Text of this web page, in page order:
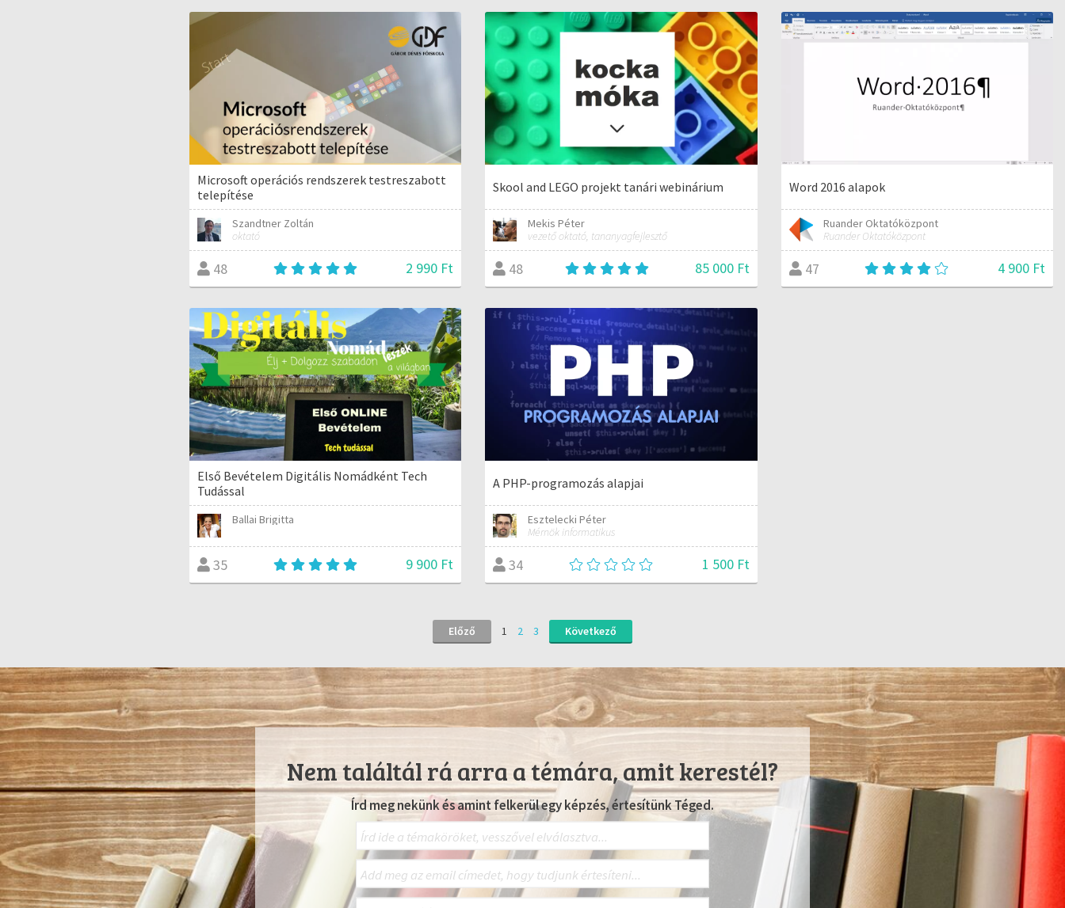
Microsoft operációs rendszerek testreszabott
telepítése
Szandtner Zoltán
oktató
48 2 990 Ft
Skool and LEGO projekt tanári webinárium
Mekis Péter
vezető oktató, tananyagfejlesztő
48 85 000 Ft
Word 2016 alapok
Ruander Oktatóközpont
Ruander Oktatóközpont
47 4 900 Ft
Első Bevételem Digitális Nomádként Tech
Tudással
Ballai Brigitta
35 9 900 Ft
A PHP-programozás alapjai
Esztelecki Péter
Mérnök informatikus
34 1 500 Ft
Előző 1 2 3 Következő
Nem találtál rá arra a témára, amit kerestél?
Írd meg nekünk és amint felkerül egy képzés, értesítünk Téged.